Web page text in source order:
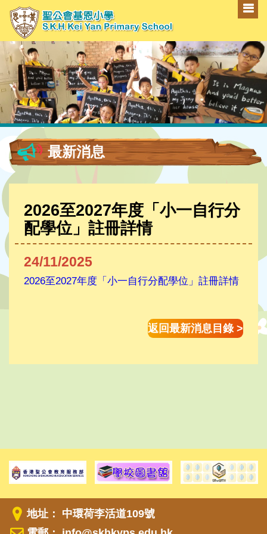
最新消息
2026至2027年度「小一自行分
配學位」註冊詳情
24/11/2025
2026至2027年度「小一自行分配學位」註冊詳情
返回最新消息目錄 >
地址： 中環荷李活道109號